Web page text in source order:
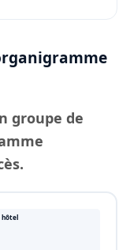
groupe de
hôtel